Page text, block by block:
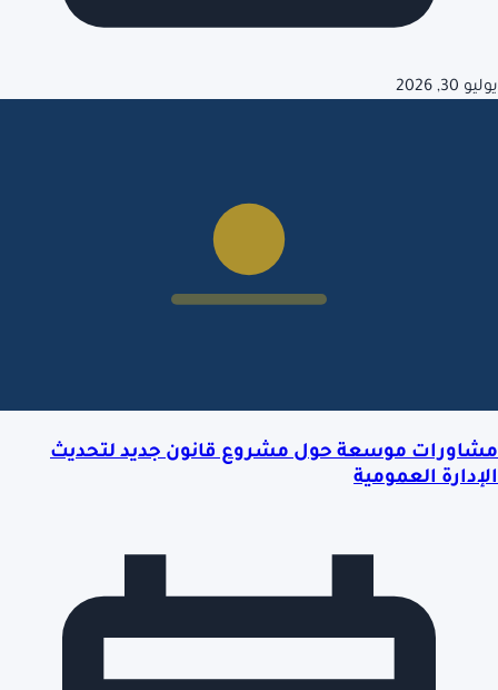
يوليو 30, 2026
مشاورات موسعة حول مشروع قانون جديد لتحديث
الإدارة العمومية